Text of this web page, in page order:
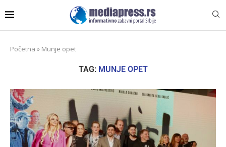
Početna » Munje opet
TAG: MUNJE OPET